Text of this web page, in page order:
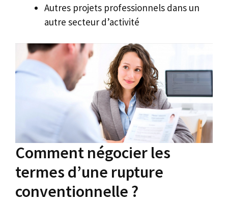
Autres projets professionnels dans un
autre secteur d’activité
Comment négocier les
termes d’une rupture
conventionnelle ?